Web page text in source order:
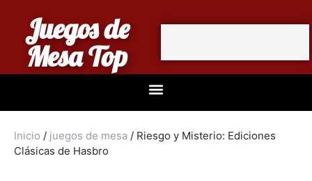
Juegos de
Mesa Top
Inicio / juegos de mesa / Riesgo y Misterio: Ediciones
Clásicas de Hasbro